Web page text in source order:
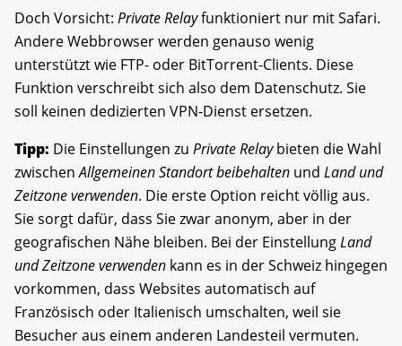
Doch Vorsicht: Private Relayfunktioniert nur mit Safari.
Andere Webbrowser werden genauso wenig
unterstützt wie FTP- oder BitTorrent-Clients. Diese
Funktion verschreibt sich also dem Datenschutz. Sie
soll keinen ­dedizierten VPN-Dienst ersetzen.
Tipp: Die Einstellungen zu Private Relaybieten die Wahl
zwischenAllgemeinen Standort beibehalten und Land und
Zeitzone verwenden. Die erste Option reicht völlig aus.
Sie sorgt dafür, dass Sie zwar anonym, aber in der
geografischen Nähe bleiben. Bei der EinstellungLand
und Zeitzone verwenden kann es in der Schweiz hingegen
vorkommen, dass Websites automatisch auf
Französisch oder Italienisch umschalten, weil sie
Besucher aus einem anderen Landesteil vermuten.